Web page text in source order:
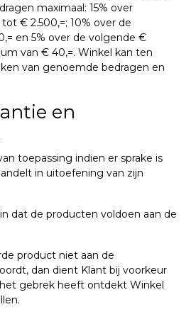
maximaal: 15% over
€ 2.500,=; 10% over de
en 5% over de volgende €
van € 40,=. Winkel kan ten
van genoemde bedragen en
en
toepassing indien er sprake is
in uitoefening van zijn
dat de producten voldoen aan de
product niet aan de
dan dient Klant bij voorkeur
gebrek heeft ontdekt Winkel